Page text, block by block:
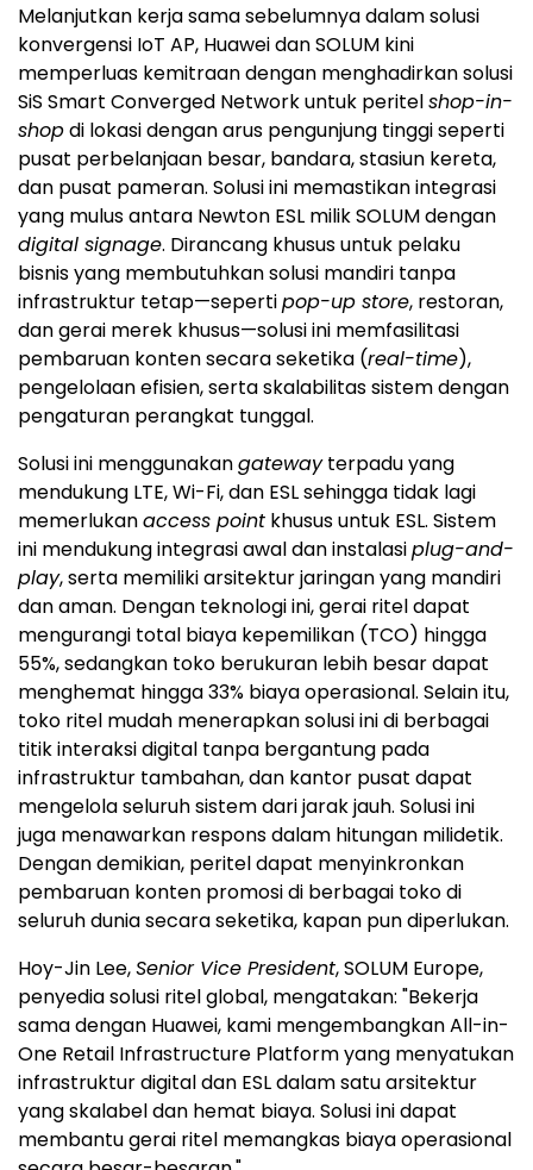
Melanjutkan kerja sama sebelumnya dalam solusi
konvergensi IoT AP, Huawei dan SOLUM kini
memperluas kemitraan dengan menghadirkan solusi
SiS Smart Converged Network untuk peritelshop-in-
shopdi lokasi dengan arus pengunjung tinggi seperti
pusat perbelanjaan besar, bandara, stasiun kereta,
dan pusat pameran. Solusi ini memastikan integrasi
yang mulus antara Newton ESL milik SOLUM dengan
digital signage. Dirancang khusus untuk pelaku
bisnis yang membutuhkan solusi mandiri tanpa
infrastruktur tetap—sepertipop-up store, restoran,
dan gerai merek khusus—solusi ini memfasilitasi
pembaruan konten secara seketika (real-time),
pengelolaan efisien, serta skalabilitas sistem dengan
pengaturan perangkat tunggal.
Solusi ini menggunakangatewayterpadu yang
mendukung LTE, Wi-Fi, dan ESL sehingga tidak lagi
memerlukanaccess point khusus untuk ESL. Sistem
ini mendukung integrasi awal dan instalasiplug-and-
play, serta memiliki arsitektur jaringan yang mandiri
dan aman. Dengan teknologi ini, gerai ritel dapat
mengurangi total biaya kepemilikan (TCO) hingga
55%, sedangkan toko berukuran lebih besar dapat
menghemat hingga 33% biaya operasional. Selain itu,
toko ritel mudah menerapkan solusi ini di berbagai
titik interaksi digital tanpa bergantung pada
infrastruktur tambahan, dan kantor pusat dapat
mengelola seluruh sistem dari jarak jauh. Solusi ini
juga menawarkan respons dalam hitungan milidetik.
Dengan demikian, peritel dapat menyinkronkan
pembaruan konten promosi di berbagai toko di
seluruh dunia secara seketika, kapan pun diperlukan.
Hoy-Jin Lee,Senior Vice President, SOLUM Europe,
penyedia solusi ritel global, mengatakan: "Bekerja
sama dengan Huawei, kami mengembangkan All-in-
One Retail Infrastructure Platform yang menyatukan
infrastruktur digital dan ESL dalam satu arsitektur
yang skalabel dan hemat biaya. Solusi ini dapat
membantu gerai ritel memangkas biaya operasional